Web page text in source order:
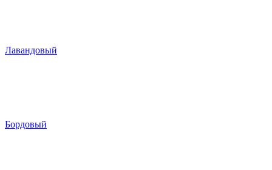
Лавандовый
Бордовый